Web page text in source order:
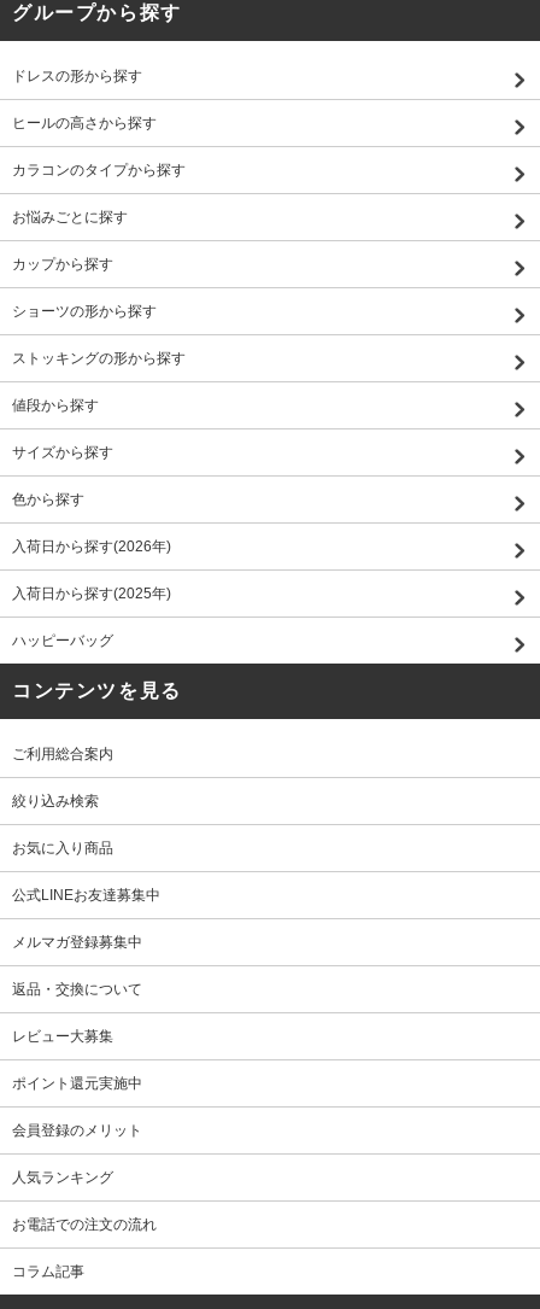
グループから探す
ドレスの形から探す
ヒールの高さから探す
カラコンのタイプから探す
お悩みごとに探す
カップから探す
ショーツの形から探す
ストッキングの形から探す
値段から探す
サイズから探す
色から探す
入荷日から探す(2026年)
入荷日から探す(2025年)
ハッピーバッグ
コンテンツを見る
ご利用総合案内
絞り込み検索
お気に入り商品
公式LINEお友達募集中
メルマガ登録募集中
返品・交換について
レビュー大募集
ポイント還元実施中
会員登録のメリット
人気ランキング
お電話での注文の流れ
コラム記事